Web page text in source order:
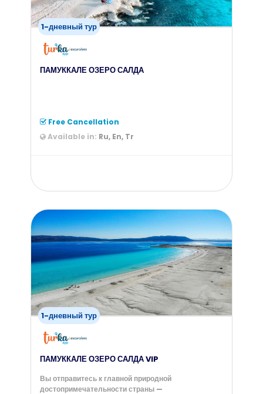
1-дневный тур
ПАМУККАЛЕ ОЗЕРО САЛДА
Free Cancellation
Available in: Ru, En, Tr
from
$55
1-дневный тур
ПАМУККАЛЕ ОЗЕРО САЛДА VIP
Вы отправитесь к главной природной
достопримечательности страны —